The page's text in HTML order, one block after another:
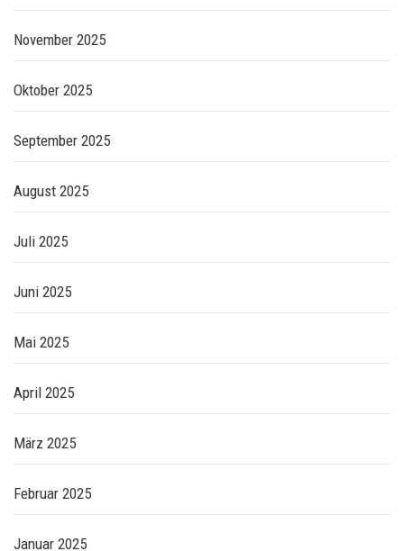
November 2025
Oktober 2025
September 2025
August 2025
Juli 2025
Juni 2025
Mai 2025
April 2025
März 2025
Februar 2025
Januar 2025